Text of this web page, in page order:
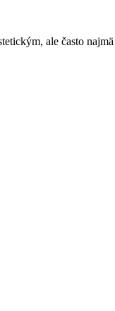
ale často